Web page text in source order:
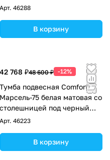
раковиной Comforty 9110
Арт. 46288
В корзину
42 768 ₽48 600 ₽ -12%
Тумба подвесная Comforty
Марсель-75 белая матовая со
столешницей под черный
мрамор c раковиной
Арт. 46223
В корзину